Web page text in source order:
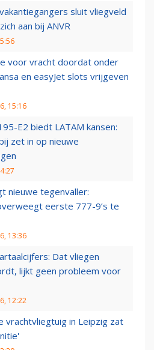
sluit vliegveld
aan bij ANVR
voor vracht doordat onder
en easyJet slots vrijgeven
15:16
E2 biedt LATAM kansen:
zet in op nieuwe
nieuwe tegenvaller:
eerste 777-9’s te
13:36
Dat vliegen
lijkt geen probleem voor
12:22
vrachtvliegtuig in Leipzig zat